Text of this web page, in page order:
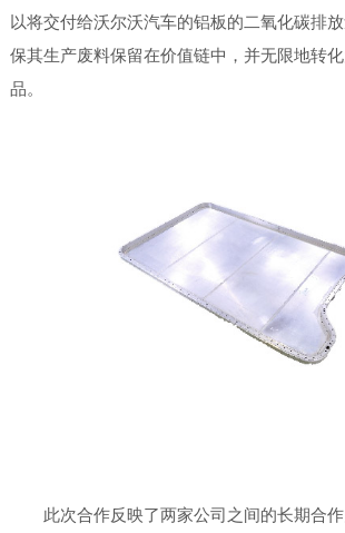
以将交付给沃尔沃汽车的铝板的二氧化碳排
保其生产废料保留在价值链中，并无限地转
品。
此次合作反映了两家公司之间的长期合作